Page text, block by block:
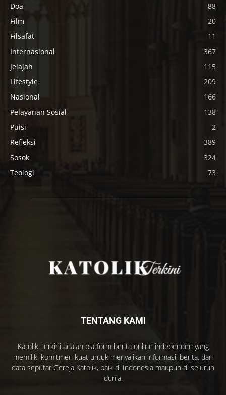
Doa
88
Film
20
Filsafat
11
Internasional
367
Jelajah
115
Lifestyle
209
Nasional
166
Pelayanan Sosial
138
Puisi
2
Refleksi
389
Sosok
324
Teologi
73
TENTANG KAMI
Katolik Terkini adalah platform berita online independen yang
memiliki komitmen kuat untuk menyajikan informasi, berita, dan
data seputar Gereja Katolik, baik di Indonesia maupun di seluruh
dunia.